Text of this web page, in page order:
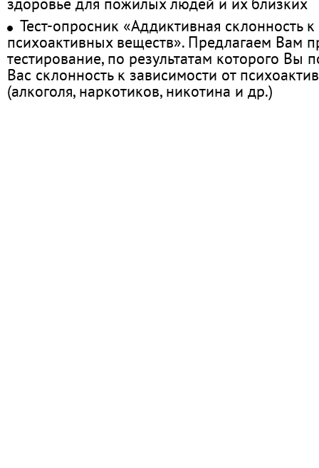
Тест-опросник «Аддиктивная склонность
психоактивных веществ». Предлагаем Вам
тестирование, по результатам которого Вы
Вас склонность к зависимости от
(алкоголя, наркотиков, никотина и др.)